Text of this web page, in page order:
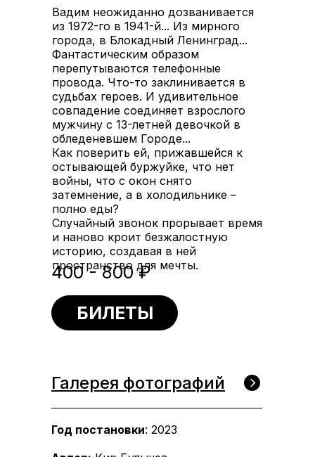
БИЛЕТЫ
Год постановки: 2023
Вадим неожиданно дозванивается
из 1972-го в 1941-й... Из мирного
города, в Блокадный Ленинград...
Фантастическим образом
перепутываются телефонные
провода. Что-то заклинивается в
судьбах героев. И удивительное
совпадение соединяет взрослого
мужчину с 13-летней девочкой в
обледеневшем Городе...
Как поверить ей, прижавшейся к
остывающей буржуйке, что нет
войны, что с окон снято
затемнение, а в холодильнике –
полно еды?
Случайный звонок прорывает время
и наново кроит безжалостную
историю, создавая в ней
пространство для мечты.
Галерея фотографий
400 - 800 ₽